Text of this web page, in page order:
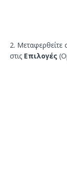
2. Μεταφερθείτε
στις Επιλογές